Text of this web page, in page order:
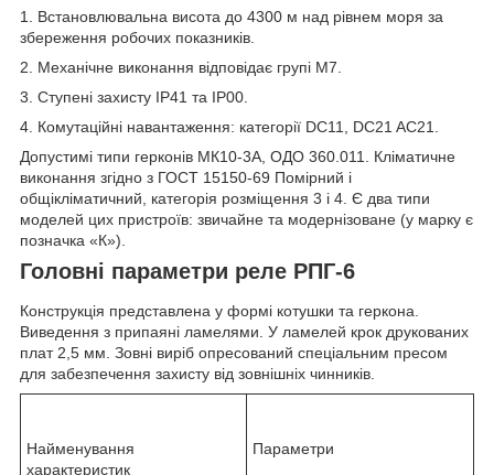
1. Встановлювальна висота до 4300 м над рівнем моря за
збереження робочих показників.
2. Механічне виконання відповідає групі М7.
3. Ступені захисту IP41 та IP00.
4. Комутаційні навантаження: категорії DC11, DC21 AC21.
Допустимі типи герконів МК10-3А, ОДО 360.011. Кліматичне
виконання згідно з ГОСТ 15150-69 Помірний і
общікліматичний, категорія розміщення 3 і 4. Є два типи
моделей цих пристроїв: звичайне та модернізоване (у марку є
позначка «К»).
Головні параметри реле РПГ-6
Конструкція представлена у формі котушки та геркона.
Виведення з припаяні ламелями. У ламелей крок друкованих
плат 2,5 мм. Зовні виріб опресований спеціальним пресом
для забезпечення захисту від зовнішніх чинників.
Найменування
характеристик
Параметри